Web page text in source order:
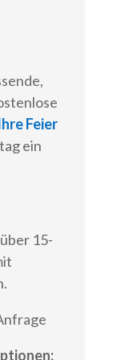
Feier
ein
15-